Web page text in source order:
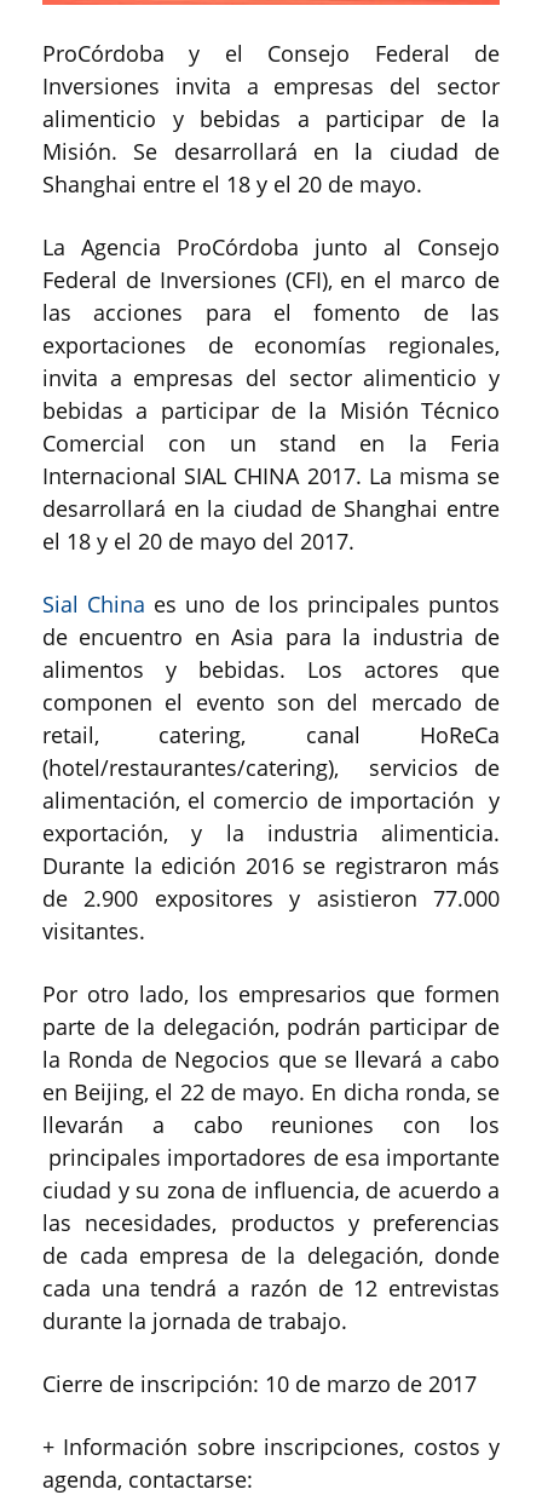
ProCórdoba y el Consejo Federal de
Inversiones invita a empresas del sector
alimenticio y bebidas a participar de la
Misión. Se desarrollará en la ciudad de
Shanghai entre el 18 y el 20 de mayo.
La Agencia ProCórdoba junto al Consejo
Federal de Inversiones (CFI), en el marco de
las acciones para el fomento de las
exportaciones de economías regionales,
invita a empresas del sector alimenticio y
bebidas a participar de la Misión Técnico
Comercial con un stand en la Feria
Internacional SIAL CHINA 2017. La misma se
desarrollará en la ciudad de Shanghai entre
el 18 y el 20 de mayo del 2017.
Sial China es uno de los principales puntos
de encuentro en Asia para la industria de
alimentos y bebidas. Los actores que
componen el evento son del mercado de
retail, catering, canal HoReCa
(hotel/restaurantes/catering), servicios de
alimentación, el comercio de importación y
exportación, y la industria alimenticia.
Durante la edición 2016 se registraron más
de 2.900 expositores y asistieron 77.000
visitantes.
Por otro lado, los empresarios que formen
parte de la delegación, podrán participar de
la Ronda de Negocios que se llevará a cabo
en Beijing, el 22 de mayo. En dicha ronda, se
llevarán a cabo reuniones con los
principales importadores de esa importante
ciudad y su zona de influencia, de acuerdo a
las necesidades, productos y preferencias
de cada empresa de la delegación, donde
cada una tendrá a razón de 12 entrevistas
durante la jornada de trabajo.
Cierre de inscripción: 10 de marzo de 2017
+ Información sobre inscripciones, costos y
agenda, contactarse: